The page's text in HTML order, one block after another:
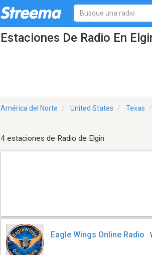
Estaciones De Radio En
América del Norte United States Texas
4 estaciones de Radio de Elgin
Eagle Wings Online Radio